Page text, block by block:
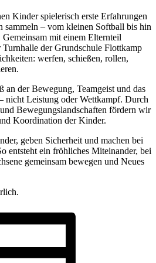
Kinder spielerisch erste Erfahrungen
sammeln – vom kleinen Softball bis hin
mit einem Elternteil
der Grundschule Flottkamp
werfen, schießen, rollen,
an der Bewegung, Teamgeist und das
nicht Leistung oder Wettkampf. Durch
Bewegungslandschaften fördern wir
Koordination der Kinder.
geben Sicherheit und machen bei
entsteht ein fröhliches Miteinander, bei
gemeinsam bewegen und Neues